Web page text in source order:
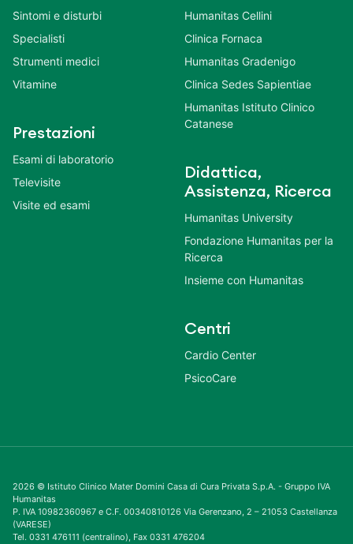
Sintomi e disturbi
Specialisti
Strumenti medici
Vitamine
Prestazioni
Esami di laboratorio
Televisite
Visite ed esami
Humanitas Cellini
Clinica Fornaca
Humanitas Gradenigo
Clinica Sedes Sapientiae
Humanitas Istituto Clinico
Catanese
Didattica,
Assistenza, Ricerca
Humanitas University
Fondazione Humanitas per la
Ricerca
Insieme con Humanitas
Centri
Cardio Center
PsicoCare
2026 © Istituto Clinico Mater Domini Casa di Cura Privata S.p.A. - Gruppo IVA
Humanitas
P. IVA 10982360967 e C.F. 00340810126 Via Gerenzano, 2 – 21053 Castellanza
(VARESE)
Tel. 0331 476111 (centralino), Fax 0331 476204